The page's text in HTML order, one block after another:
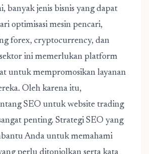
banyak jenis bisnis yang dapat
optimisasi mesin pencari,
forex, cryptocurrency, dan
sektor ini memerlukan platform
untuk mempromosikan layanan
Oleh karena itu,
SEO untuk website trading
penting. Strategi SEO yang
Anda untuk memahami